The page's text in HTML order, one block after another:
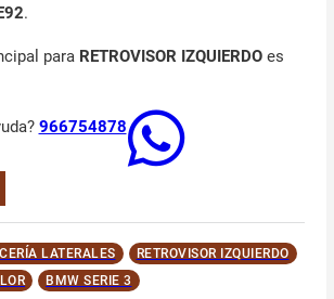
.
para RETROVISOR IZQUIERDOes
966754878
LATERALES
RETROVISOR IZQUIERDO
BMW SERIE 3